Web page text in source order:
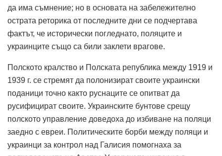
да има съмнение; но в основата на забележително
острата реторика от последните дни се подчертава
фактът, че исторически погледнато, поляците и
украинците също са били заклети врагове.
Полското кралство и Полската република между 1919 и
1939 г. се стремят да полонизират своите украински
поданици точно както руснаците се опитват да
русифицират своите. Украинските бунтове срещу
полското управление доведоха до избиване на поляци
заедно с евреи. Политическите борби между поляци и
украинци за контрол над Галисия помогнаха за